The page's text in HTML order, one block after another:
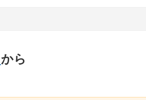
から